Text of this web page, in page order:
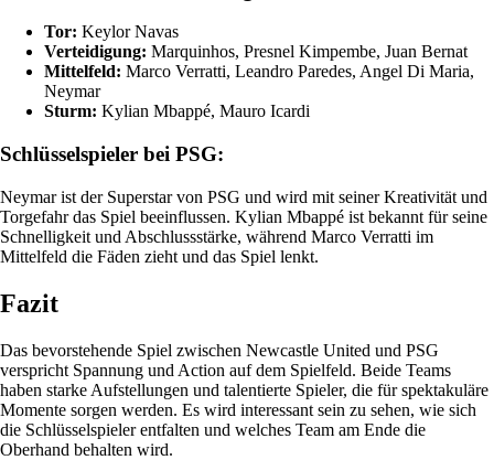
Tor: Keylor Navas
Verteidigung: Marquinhos, Presnel Kimpembe, Juan Bernat
Mittelfeld: Marco Verratti, Leandro Paredes, Angel Di Maria,
Neymar
Sturm: Kylian Mbappé, Mauro Icardi
Schlüsselspieler bei PSG:
Neymar ist der Superstar von PSG und wird mit seiner Kreativität und
Torgefahr das Spiel beeinflussen. Kylian Mbappé ist bekannt für seine
Schnelligkeit und Abschlussstärke, während Marco Verratti im
Mittelfeld die Fäden zieht und das Spiel lenkt.
Fazit
Das bevorstehende Spiel zwischen Newcastle United und PSG
verspricht Spannung und Action auf dem Spielfeld. Beide Teams
haben starke Aufstellungen und talentierte Spieler, die für spektakuläre
Momente sorgen werden. Es wird interessant sein zu sehen, wie sich
die Schlüsselspieler entfalten und welches Team am Ende die
Oberhand behalten wird.